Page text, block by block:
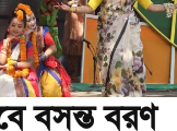
বসন্ত বরণ